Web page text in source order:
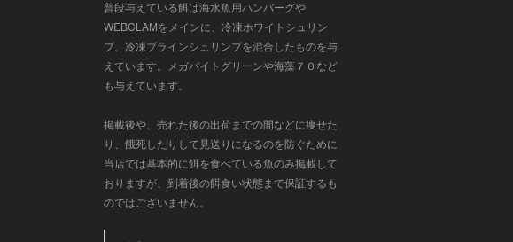
普段与えている餌は海水魚用ハンバーグや
WEBCLAMをメインに、冷凍ホワイトシュリン
プ、冷凍ブラインシュリンプを混合したものを与
えています。メガバイトグリーンや海藻７０など
も与えています。
掲載後や、売れた後の出荷までの間などに痩せた
り、餓死したりして見送りになるのを防ぐために
当店では基本的に餌を食べている魚のみ掲載して
おりますが、到着後の餌食い状態まで保証するも
のではございません。